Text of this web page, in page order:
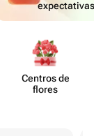
Centros de
flores